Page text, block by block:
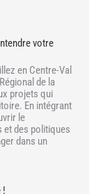
votre
en Centre-Val
de la
projets qui
En intégrant
le
des politiques
dans un
!